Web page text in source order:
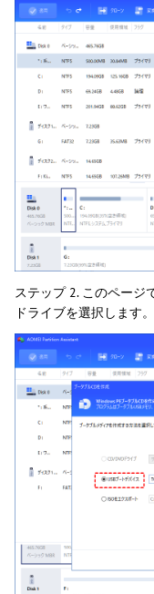
ステップ 2. このページ
ドライブを選択します